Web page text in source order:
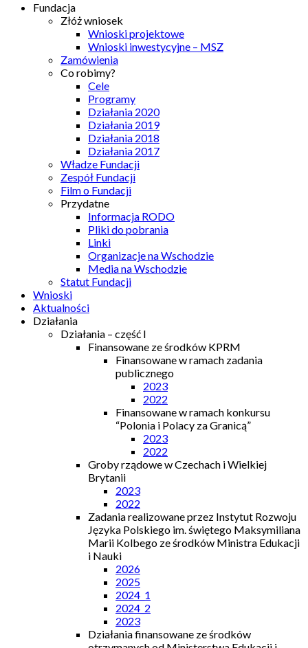
Fundacja
Złóż wniosek
Wnioski projektowe
Wnioski inwestycyjne – MSZ
Zamówienia
Co robimy?
Cele
Programy
Działania 2020
Działania 2019
Działania 2018
Działania 2017
Władze Fundacji
Zespół Fundacji
Film o Fundacji
Przydatne
Informacja RODO
Pliki do pobrania
Linki
Organizacje na Wschodzie
Media na Wschodzie
Statut Fundacji
Wnioski
Aktualności
Działania
Działania – część I
Finansowane ze środków KPRM
Finansowane w ramach zadania
publicznego
2023
2022
Finansowane w ramach konkursu
“Polonia i Polacy za Granicą”
2023
2022
Groby rządowe w Czechach i Wielkiej
Brytanii
2023
2022
Zadania realizowane przez Instytut Rozwoju
Języka Polskiego im. świętego Maksymiliana
Marii Kolbego ze środków Ministra Edukacji
i Nauki
2026
2025
2024_1
2024_2
2023
Działania finansowane ze środków